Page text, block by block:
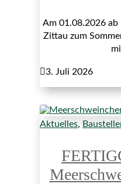
Am 01.08.2026
Zittau zum
3. Juli 2026
Aktuelles,